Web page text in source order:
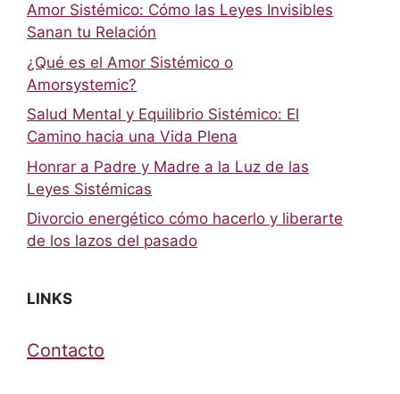
Amor Sistémico: Cómo las Leyes Invisibles
Sanan tu Relación
¿Qué es el Amor Sistémico o
Amorsystemic?
Salud Mental y Equilibrio Sistémico: El
Camino hacia una Vida Plena
Honrar a Padre y Madre a la Luz de las
Leyes Sistémicas
Divorcio energético cómo hacerlo y liberarte
de los lazos del pasado
LINKS
Contacto